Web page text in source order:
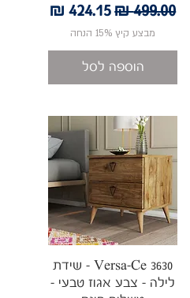
מחיר רגיל‏499.00 ‏₪ מחיר מבצע
מבצע קיץ 15% הנחה
הוספה לסל
תצוגה מהירהVersa-Ce 3630 - שידת
לילה - צבע אגוז טבעי -